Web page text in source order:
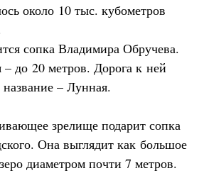
около 10 тыс. кубометров
сопка Владимира Обручева.
до 20 метров. Дорога к ней
– Лунная.
зрелище подарит сопка
Она выглядит как большое
диаметром почти 7 метров.